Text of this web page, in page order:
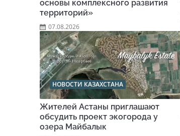
основы комплексного развития
территорий»
07.08.2026
НОВОСТИ КАЗАХСТАНА
Жителей Астаны приглашают
обсудить проект экогорода у
озера Майбалык